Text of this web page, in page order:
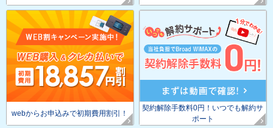
webからお申込みで初期費用割引！
契約解除手数料0円！いつでも解約サ
ポート